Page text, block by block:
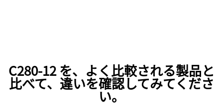
C280-12 を、よく比較される製品と
比べて、違いを確認してみてくださ
い。